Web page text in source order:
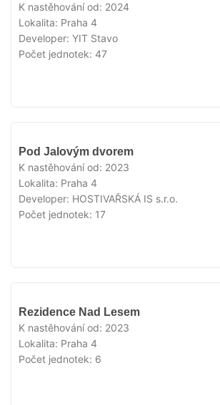
K nastěhování od: 2024
Lokalita: Praha 4
Developer: YIT Stavo
Počet jednotek: 47
Pod Jalovým dvorem
K nastěhování od: 2023
Lokalita: Praha 4
Developer: HOSTIVAŘSKÁ IS s.r.o.
Počet jednotek: 17
Rezidence Nad Lesem
K nastěhování od: 2023
Lokalita: Praha 4
Počet jednotek: 6